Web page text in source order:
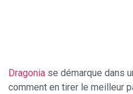
Dragonia se démarque dans
comment en tirer le meilleur